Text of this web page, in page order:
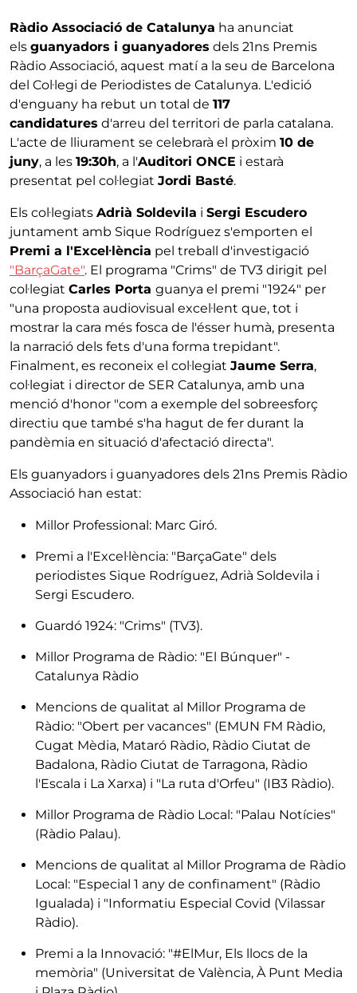
Ràdio Associació de Catalunya ha anunciat
els guanyadors i guanyadores dels 21ns Premis
Ràdio Associació, aquest matí a la seu de Barcelona
del Col·legi de Periodistes de Catalunya. L'edició
d'enguany ha rebut un total de 117
candidatures d'arreu del territori de parla catalana.
L'acte de lliurament se celebrarà el pròxim 10 de
juny, a les 19:30h, a l'Auditori ONCE i estarà
presentat pel col·legiat Jordi Basté.
Els col·legiats Adrià Soldevila i Sergi Escudero
juntament amb Sique Rodríguez s'emporten el
Premi a l'Excel·lència pel treball d'investigació
"BarçaGate". El programa "Crims" de TV3 dirigit pel
col·legiat Carles Porta guanya el premi "1924" per
"una proposta audiovisual excel·lent que, tot i
mostrar la cara més fosca de l'ésser humà, presenta
la narració dels fets d'una forma trepidant".
Finalment, es reconeix el col·legiat Jaume Serra,
col·legiat i director de SER Catalunya, amb una
menció d'honor "com a exemple del sobreesforç
directiu que també s'ha hagut de fer durant la
pandèmia en situació d'afectació directa".
Els guanyadors i guanyadores dels 21ns Premis Ràdio
Associació han estat:
Millor Professional: Marc Giró.
Premi a l'Excel·lència: "BarçaGate" dels
periodistes Sique Rodríguez, Adrià Soldevila i
Sergi Escudero.
Guardó 1924: "Crims" (TV3).
Millor Programa de Ràdio: "El Búnquer" -
Catalunya Ràdio
Mencions de qualitat al Millor Programa de
Ràdio: "Obert per vacances" (EMUN FM Ràdio,
Cugat Mèdia, Mataró Ràdio, Ràdio Ciutat de
Badalona, Ràdio Ciutat de Tarragona, Ràdio
l'Escala i La Xarxa) i "La ruta d'Orfeu" (IB3 Ràdio).
Millor Programa de Ràdio Local: "Palau Notícies"
(Ràdio Palau).
Mencions de qualitat al Millor Programa de Ràdio
Local: "Especial 1 any de confinament" (Ràdio
Igualada) i "Informatiu Especial Covid (Vilassar
Ràdio).
Premi a la Innovació: "#ElMur, Els llocs de la
memòria" (Universitat de València, À Punt Media